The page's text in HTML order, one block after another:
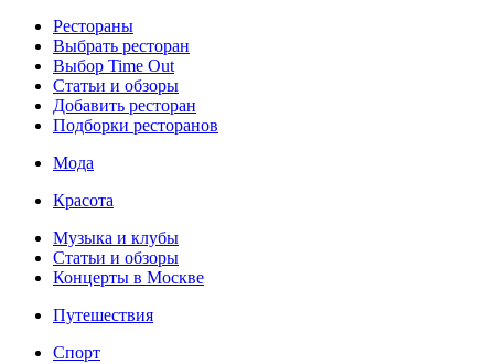
Рестораны
Выбрать ресторан
Выбор Time Out
Статьи и обзоры
Добавить ресторан
Подборки ресторанов
Мода
Красота
Музыка и клубы
Статьи и обзоры
Концерты в Москве
Путешествия
Спорт